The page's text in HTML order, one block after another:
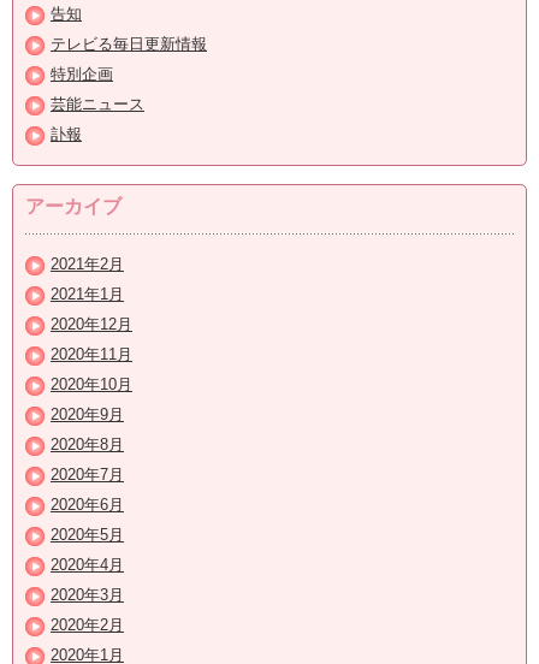
告知
テレビる毎日更新情報
特別企画
芸能ニュース
訃報
アーカイブ
2021年2月
2021年1月
2020年12月
2020年11月
2020年10月
2020年9月
2020年8月
2020年7月
2020年6月
2020年5月
2020年4月
2020年3月
2020年2月
2020年1月